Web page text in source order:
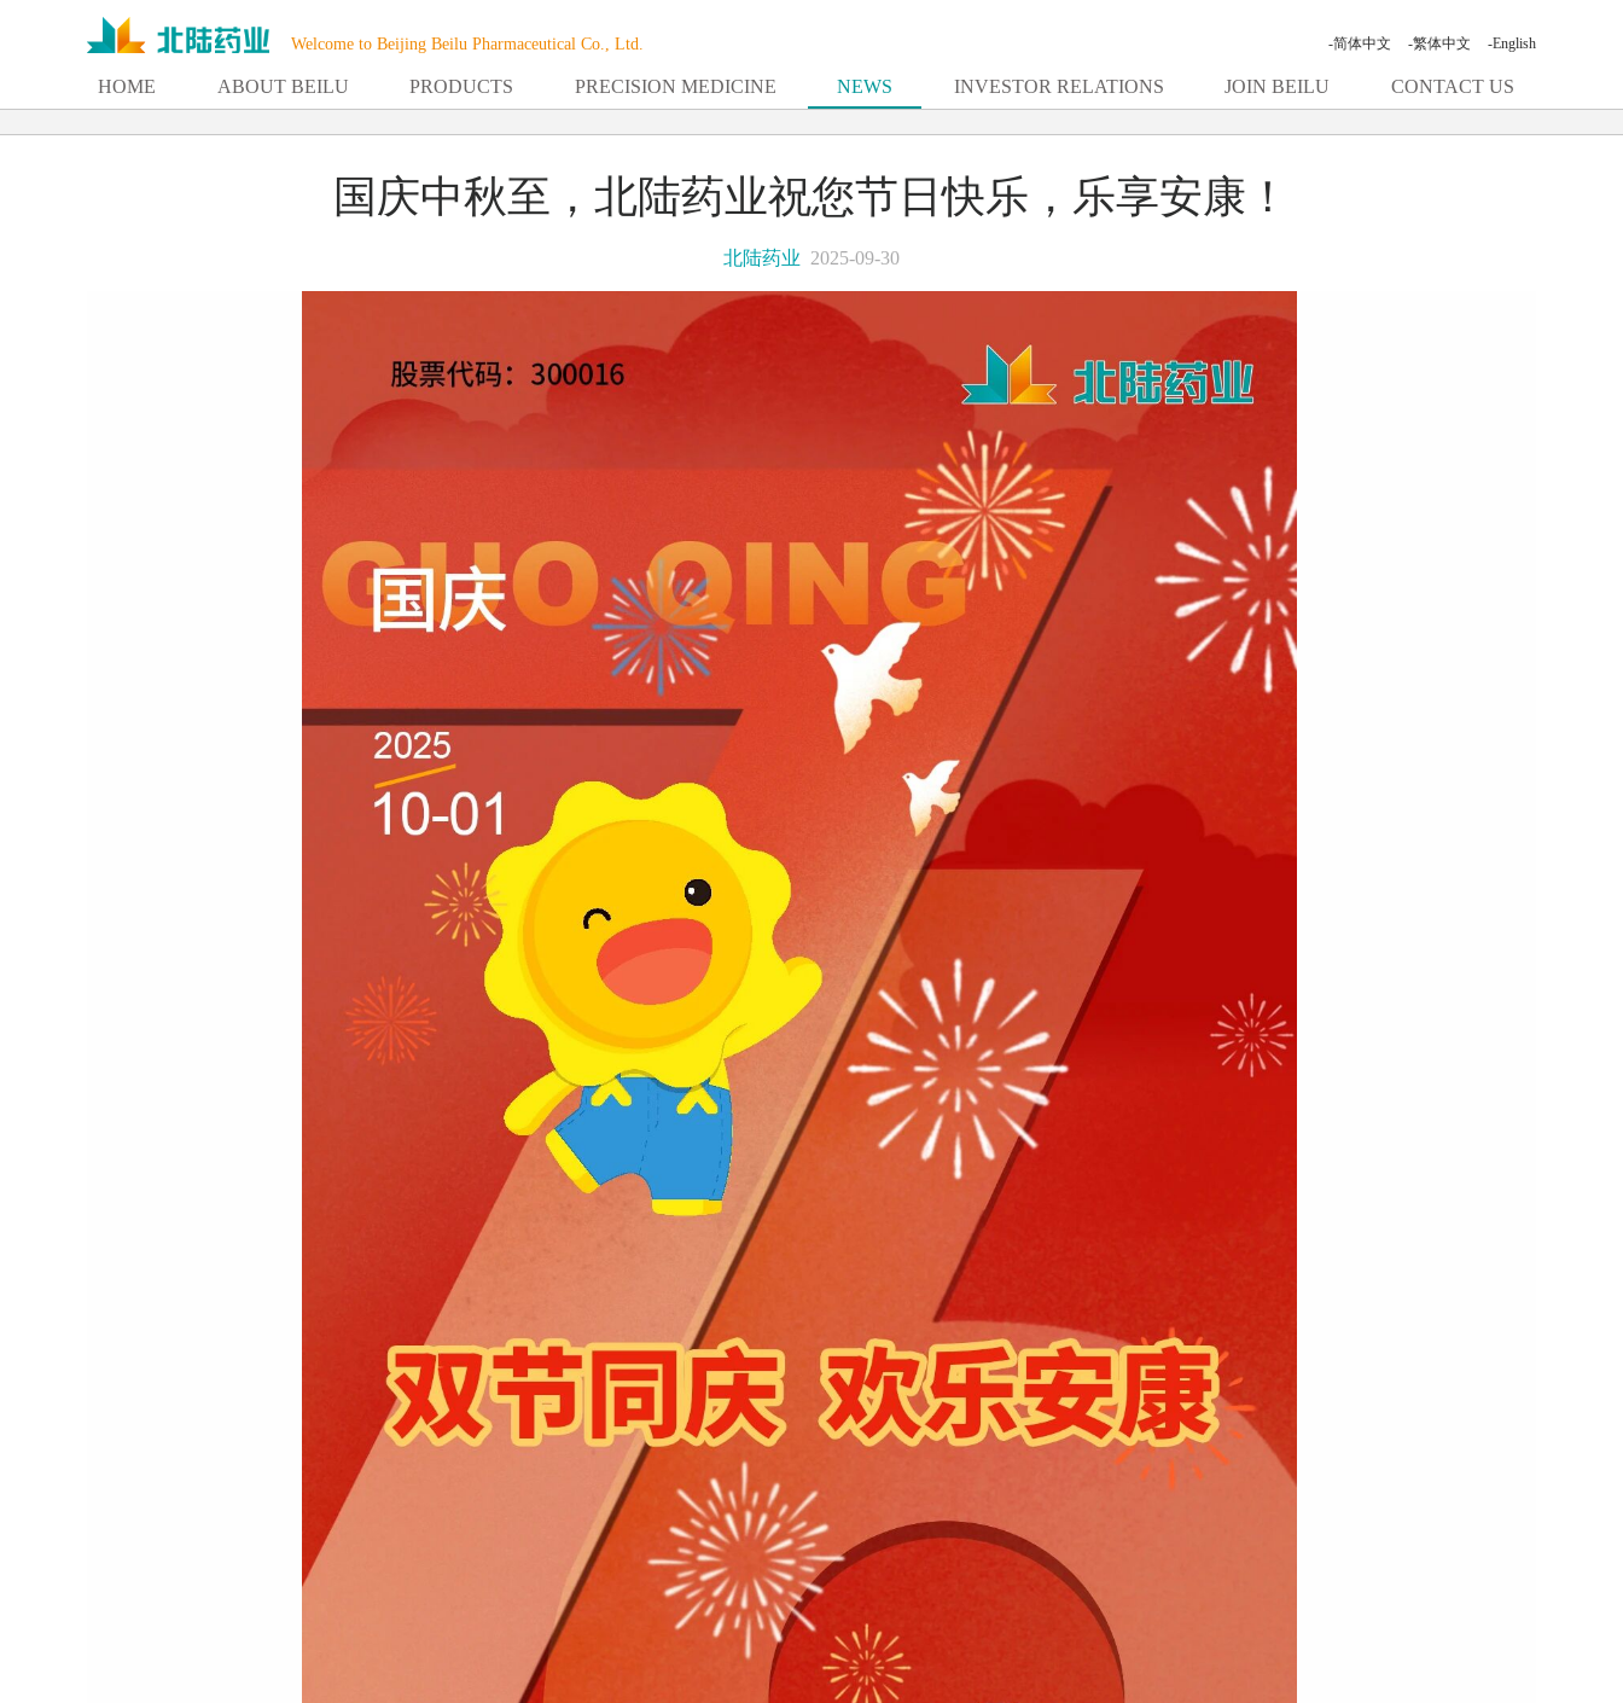
Welcome to Beijing Beilu Pharmaceutical Co., Ltd. -简体中文 -繁体中文 -English
HOME ABOUT BEILU PRODUCTS PRECISION MEDICINE NEWS INVESTOR RELATIONS JOIN BEILU CONTACT US
国庆中秋至，北陆药业祝您节日快乐，乐享安康！
北陆药业 2025-09-30